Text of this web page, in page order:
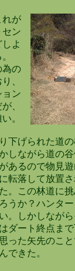
れが
セン
よ
為の
、
ョン
、
。
げられた道の
しながら道の
あるので物見遊
落して放置さ
。この林道に
うか？ハンタ
。しかしながら
ダート終点ま
た矢先のこと
できた。